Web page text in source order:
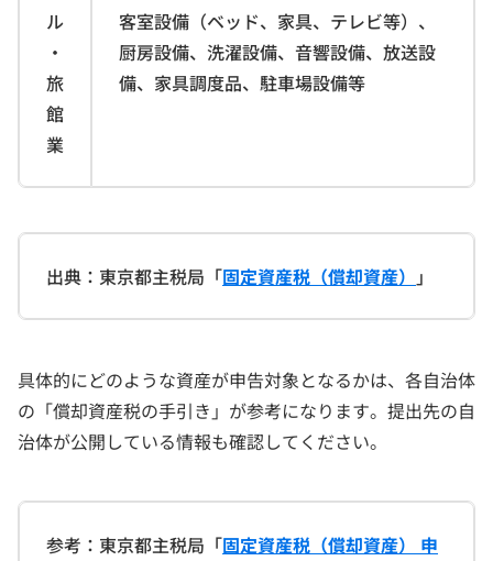
ル
・
旅
館
業
客室設備（ベッド、家具、テレビ等）、
厨房設備、洗濯設備、音響設備、放送設
備、家具調度品、駐車場設備等
出典：東京都主税局「固定資産税（償却資産） 」
具体的にどのような資産が申告対象となるかは、各自治体
の「償却資産税の手引き」が参考になります。提出先の自
治体が公開している情報も確認してください。
参考：東京都主税局「固定資産税（償却資産） 申